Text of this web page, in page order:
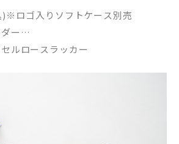
ロゴ入りソフトケース別売
ー
ルロースラッカー
：ジャンボタイプ